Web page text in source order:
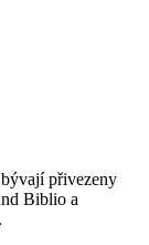
přivezeny
Biblio a